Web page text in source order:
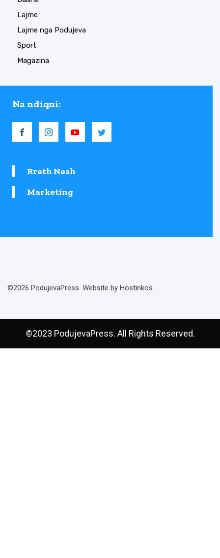
Lajme
Lajme nga Podujeva
Sport
Magazina
Na ndiqni:
Rreth Nesh
Marketing
©2026 PodujevaPress. Website by Hostinkos.
©2023 PodujevaPress. All Rights Reserved.